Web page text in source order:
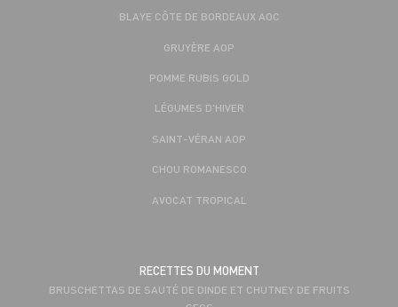
BLAYE CÔTE DE BORDEAUX AOC
GRUYÈRE AOP
POMME RUBIS GOLD
LÉGUMES D'HIVER
SAINT-VÉRAN AOP
CHOU ROMANESCO
AVOCAT TROPICAL
RECETTES DU MOMENT
BRUSCHETTAS DE SAUTÉ DE DINDE ET CHUTNEY DE FRUITS